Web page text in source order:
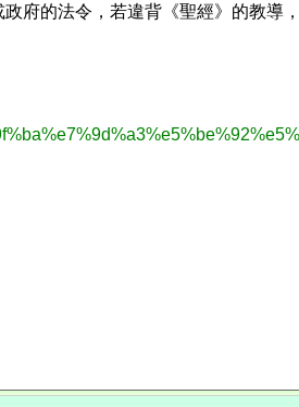
府的法令，若違背《聖經》的教